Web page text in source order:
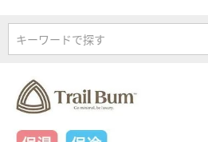
キーワードで探す